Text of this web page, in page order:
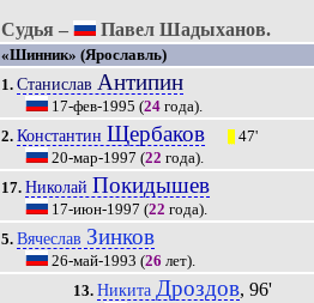
Судья –
Павел Шадыханов.
«Шинник» (Ярославль)
1. Станислав Антипин
17-фев-1995 (24года).
2. Константин Щербаков
47'
20-мар-1997 (22 года).
17. Николай Покидышев
17-июн-1997 (22 года).
5. Вячеслав Зинков
26-май-1993 (26 лет).
13. Никита Дроздов, 96'